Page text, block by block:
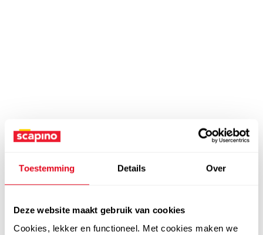
Toestemming Details Over
Deze website maakt gebruik van cookies
Cookies, lekker en functioneel. Met cookies maken we